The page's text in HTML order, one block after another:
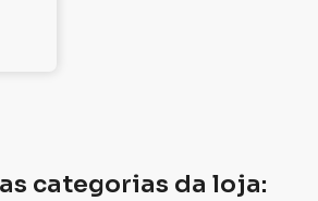
categorias da loja: